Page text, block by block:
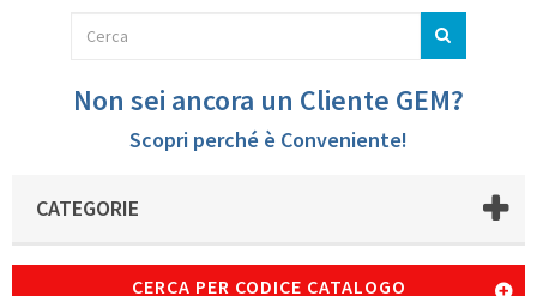
Non sei ancora un Cliente GEM?
Scopri perché è Conveniente!
CATEGORIE
CERCA PER CODICE CATALOGO